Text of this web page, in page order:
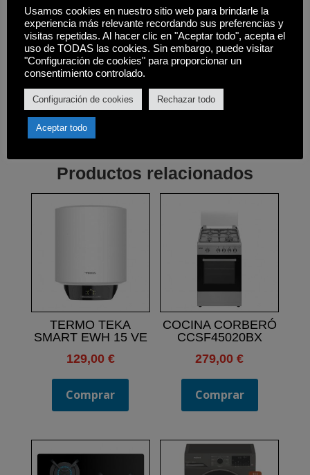
17 Programas.
Opciones inicio diferido por pulsador
(hasta 24 horas).
x 600mm.
Productos relacionados
TERMO TEKA
SMART EWH 15 VE
129,00 €
Comprar
COCINA CORBERÓ
CCSF45020BX
279,00€
Comprar
Usamos cookies en nuestro sitio web para brindarle la
experiencia más relevante recordando sus preferencias y
visitas repetidas. Al hacer clic en "Aceptar todo", acepta el
uso de TODAS las cookies. Sin embargo, puede visitar
"Configuración de cookies" para proporcionar un
consentimiento controlado.
Configuración de cookies Rechazar todo
Aceptar todo